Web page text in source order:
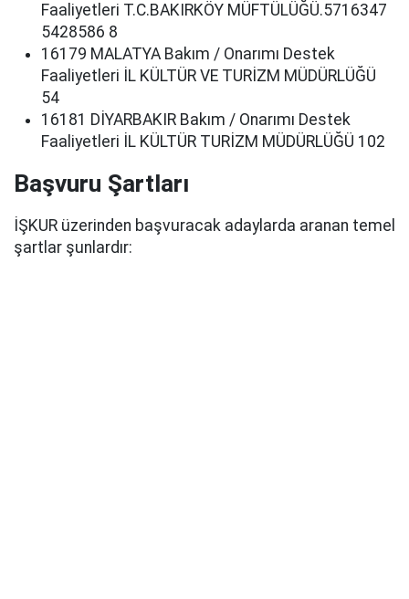
Faaliyetleri T.C.BAKIRKÖY MÜFTÜLÜĞÜ.5716347
5428586 8
16179 MALATYA Bakım / Onarımı Destek
Faaliyetleri İL KÜLTÜR VE TURİZM MÜDÜRLÜĞÜ
54
16181 DİYARBAKIR Bakım / Onarımı Destek
Faaliyetleri İL KÜLTÜR TURİZM MÜDÜRLÜĞÜ 102
Başvuru Şartları
İŞKUR üzerinden başvuracak adaylarda aranan temel
şartlar şunlardır: